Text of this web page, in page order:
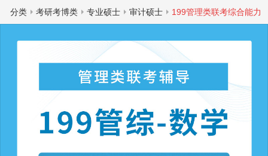
分类 考研考博类 专业硕士 审计硕士 199管理类联考综合能力